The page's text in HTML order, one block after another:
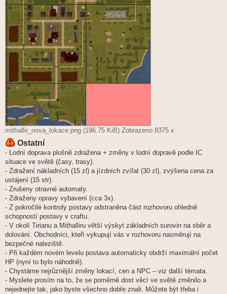
mithallir_nova_lokace.png (196.75 KiB) Zobrazeno 8375 x
Ostatní
- Lodní doprava plošně zdražena + změny v lodní dopravě podle IC
situace ve světě (časy, trasy).
- Zdražení nákladních (15 zl) a jízdních zvířat (30 zl), zvýšena cena za
ustájení (15 str).
- Zrušeny otravné automaty.
- Zdraženy opravy vybavení (cca 3x).
- Z pokročilé kontroly postavy odstraněna část rozhovoru ohledně
schopností postavy v craftu.
- V okolí Tirianu a Mithalliru větší výskyt základních surovin na sběr a
dolování. Obchodníci, kteří vykupují vás v rozhovoru nasměrují na
bezpečné naleziště.
- Při každém novém levelu postava automaticky obdrží maximální počet
HP (nyní to bylo náhodně).
- Chystáme nejrůznější změny lokací, cen a NPC – viz další témata.
- Myslete prosím na to, že se poměrně dost věcí ve světě změnilo a
nejednejte tak, jako byste všechno dobře znali. Můžete být třeba i